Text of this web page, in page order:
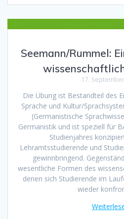
Seemann/Rummel:
17.
Die Übung ist Bestandteil des
Sprache und Kultur/
(Germanistische
Germanistik und ist speziell für
Studienjahres
Lehramtsstudierende und
gewinnbringend.
wesentliche Formen des
denen sich Studierende im
wieder